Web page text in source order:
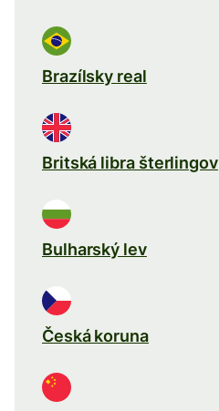
Brazílsky real
Britská libra šterlingov
Bulharský lev
Česká koruna